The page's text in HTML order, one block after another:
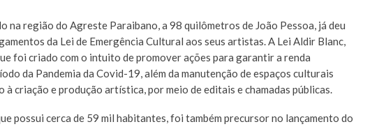
região do Agreste Paraibano, a 98 quilômetros de João Pessoa, já deu
da Lei de Emergência Cultural aos seus artistas. A Lei Aldir Blanc,
foi criado com o intuito de promover ações para garantir a renda
da Pandemia da Covid-19, além da manutenção de espaços culturais
criação e produção artística, por meio de editais e chamadas públicas.
cerca de 59 mil habitantes, foi também precursor no lançamento do